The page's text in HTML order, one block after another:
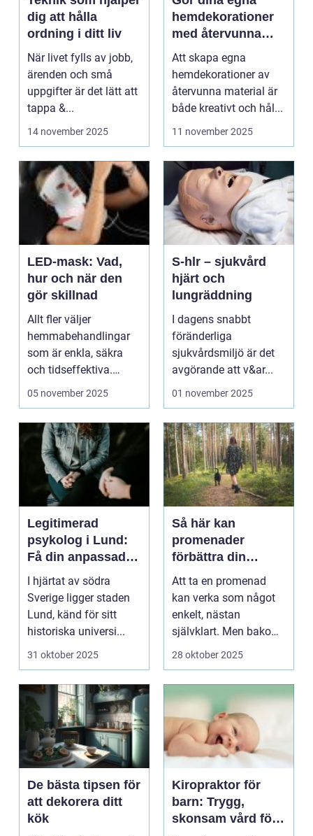
dig att hålla
ordning i ditt liv
När livet fylls av jobb,
ärenden och små
uppgifter är det lätt att
tappa &...
14 november 2025
hemdekorationer
med återvunna
material
Att skapa egna
hemdekorationer av
återvunna material är
både kreativt och hål...
11 november 2025
LED-mask: Vad,
hur och när den
gör skillnad
Allt fler väljer
hemmabehandlingar
som är enkla, säkra
och tidseffektiva.
Bland dessa...
05 november 2025
S-hlr – sjukvård
hjärt och
lungräddning
I dagens snabbt
föränderliga
sjukvårdsmiljö är det
avgörande att v&ar...
01 november 2025
Legitimerad
psykolog i Lund:
Få din anpassade
hjälp
I hjärtat av södra
Sverige ligger staden
Lund, känd för sitt
historiska universi...
31 oktober 2025
Så här kan
promenader
förbättra din
mentala hälsa
Att ta en promenad
kan verka som något
enkelt, nästan
självklart. Men bakom
den vard...
28 oktober 2025
De bästa tipsen för
att dekorera ditt
kök
Kiropraktor för
barn: Trygg,
skonsam vård för